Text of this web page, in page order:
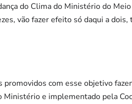
do Clima do Ministério do
vão fazer efeito só daqui a
promovidos com esse objetivo
Ministério e implementado pela